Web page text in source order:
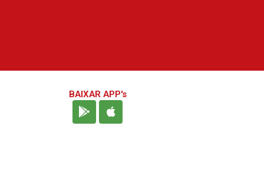
BAIXAR APP's